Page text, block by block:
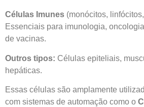
Células Imunes (monócitos,
Essenciais para imunologia,
de vacinas.
Outros tipos: Células epiteliais,
hepáticas.
Essas células são amplamente
com sistemas de automação como o